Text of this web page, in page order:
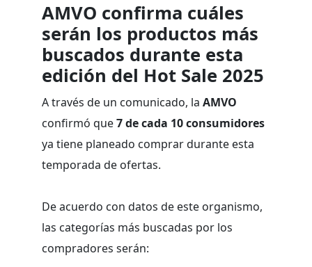
AMVO confirma cuáles
serán los productos más
buscados durante esta
edición del Hot Sale 2025
A través de un comunicado, la AMVO
confirmó que7 de cada 10 consumidores
ya tiene planeado comprar durante esta
temporada de ofertas.
De acuerdo con datos de este organismo,
las categorías más buscadas por los
compradores serán: